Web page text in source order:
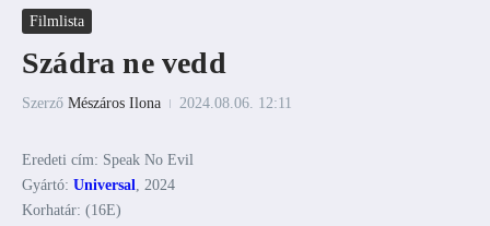
Filmlista
Szádra ne vedd
Szerző Mészáros Ilona 2024.08.06. 12:11
Eredeti cím: Speak No Evil
Gyártó: Universal, 2024
Korhatár: (16E)